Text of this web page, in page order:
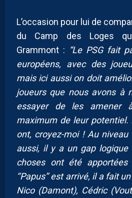
L’occasion pour lui de
du Camp des Loges
Grammont : “Le PSG fait
européens, avec des
mais ici aussi on doit
joueurs que nous avons à
essayer de les amener
maximum de leur potentiel.
ont, croyez-moi ! Au niveau
aussi, il y a un gap logique
choses ont été apportées
‘‘Papus’’ est arrivé, il a fait
Nico (Damont), Cédric